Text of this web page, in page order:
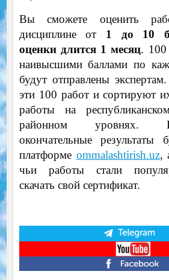
Вы сможете оценить
дисциплине от 1 до 10
оценки длится 1 месяц. 100
наивысшими баллами по
будут отправлены
эти 100 работ и сортируют
работы на
районном уровнях.
окончательные
платформе ommalashtirish.uz,
чьи работы стали
скачать свой сертификат.